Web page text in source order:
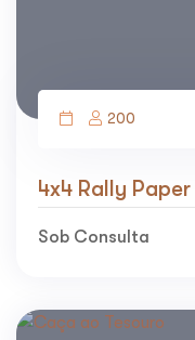
200
4x4 Rally Paper
Sob Consulta